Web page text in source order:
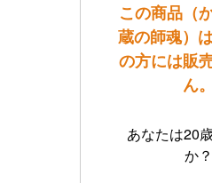
この商品（
蔵の師魂）
の方には販
ん。
あなたは20
か？